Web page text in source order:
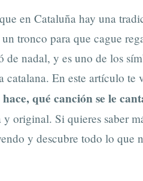
en Cataluña hay una
un tronco para que cague
de nadal, y es uno de los
catalana. En este artículo te
hace, qué canción se le
original. Si quieres saber
y descubre todo lo que